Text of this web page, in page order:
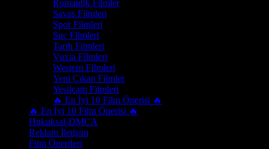
Romantik Filmler
Savaş Filmleri
Spor Filmleri
Suç Filmleri
Tarih Filmleri
Vuxia Filmleri
Western Filmleri
Yeni Çıkan Filmler
Yeşilçam Filmleri
🔥 En İyi 10 Film Önerisi 🔥
🔥 En İyi 10 Film Önerisi 🔥
Hukuksal-DMCA
Reklam İletişim
Film Önerileri